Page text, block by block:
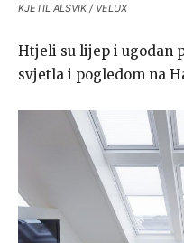
KJETIL ALSVIK / VELUX
Htjeli su lijep i ugodan
svjetla i pogledom na